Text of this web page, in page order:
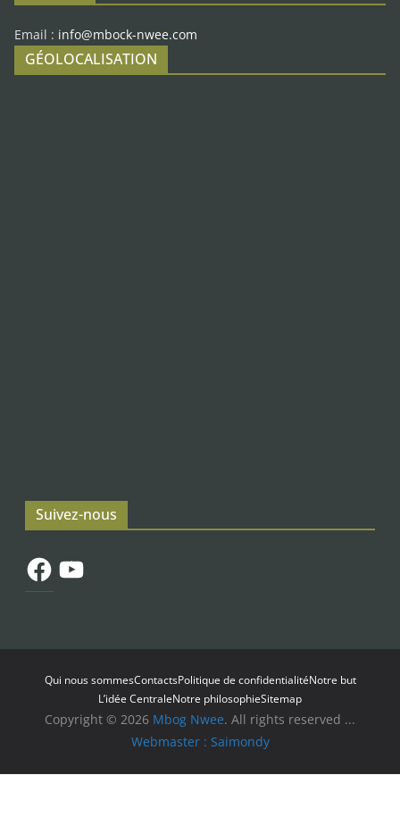
Email : info@mbock-nwee.com
GÉOLOCALISATION
Suivez-nous
FacebookYouTube
Qui nous sommesContactsPolitique de confidentialitéNotre but
L’idée CentraleNotre philosophieSitemap
Copyright © 2026 Mbog Nwee. All rights reserved ...
Webmaster : Saimondy